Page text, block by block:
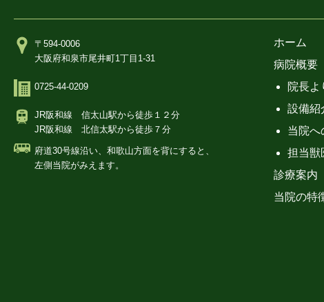
〒594-0006
大阪府和泉市尾井町1丁目1-31
0725-44-0209
JR阪和線 信太山駅から徒歩１２分
JR阪和線 北信太駅から徒歩７分
府道30号線沿い、和歌山方面を背にすると、
左側当院がみえます。
ホーム
病院概要
院長よ
設備紹
当院へ
担当獣
診療案内
当院の特